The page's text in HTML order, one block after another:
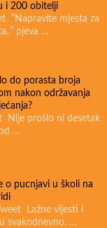
i 200 obitelji
“Napravite mjesta za
pjeva …
do porasta broja
nakon održavanja
prošlo ni desetak
…
o pucnjavi u školi na
Lažne vijesti i
svakodnevno. …